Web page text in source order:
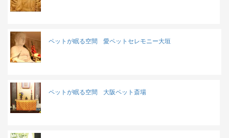
ペットが眠る空間 愛ペットセレモニー大垣
ペットが眠る空間 大阪ペット斎場